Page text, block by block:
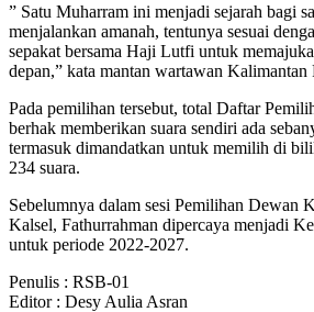
” Satu Muharram ini menjadi sejarah bagi
menjalankan amanah, tentunya sesuai
sepakat bersama Haji Lutfi untuk
depan,” kata mantan wartawan Kalimantan
Pada pemilihan tersebut, total Daftar
berhak memberikan suara sendiri ada
termasuk dimandatkan untuk memilih di
234 suara.
Sebelumnya dalam sesi Pemilihan Dewan
Kalsel, Fathurrahman dipercaya menjadi
untuk periode 2022-2027.
Penulis : RSB-01
Editor : Desy Aulia Asran